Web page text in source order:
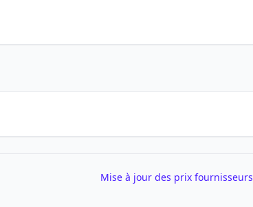
Mise à jour des prix fournisseurs